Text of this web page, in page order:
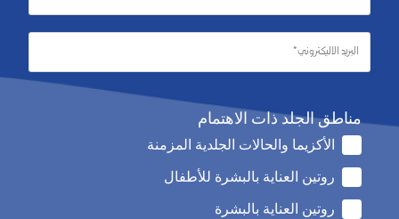
مناطق الجلد ذات الاهتمام
الأكزيما والحالات الجلدية المزمنة
روتين العناية بالبشرة للأطفال
روتين العناية بالبشرة